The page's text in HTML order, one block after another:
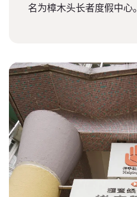
名为樟木头长者度假中心。